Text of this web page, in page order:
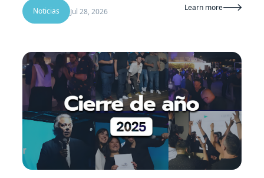
Noticias Jul 28, 2026 Learn more